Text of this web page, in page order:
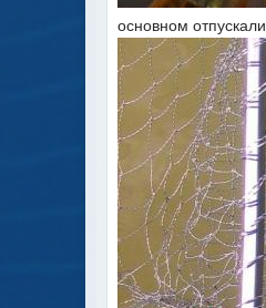
основном отпускали.